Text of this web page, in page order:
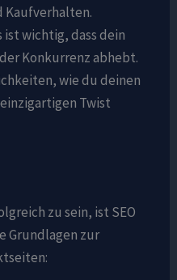
Kaufverhalten.
ist wichtig, dass dein
Konkurrenz abhebt.
wie du deinen
Twist
zu sein, ist SEO
Grundlagen zur